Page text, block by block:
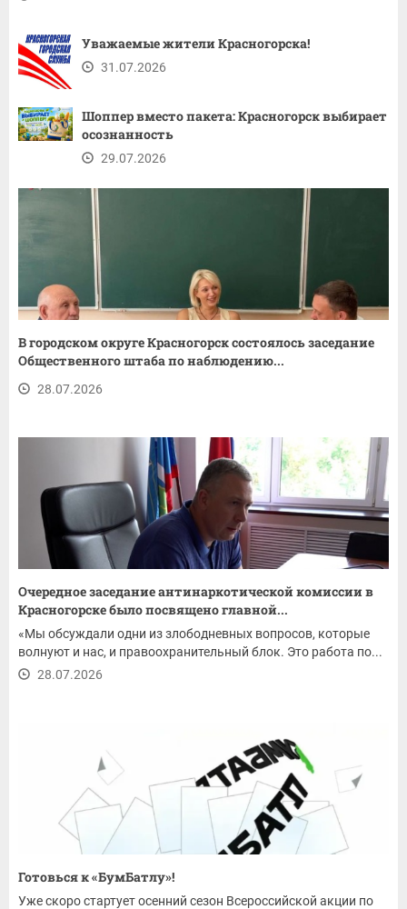
Уважаемые жители Красногорска!
31.07.2026
Шоппер вместо пакета: Красногорск выбирает
осознанность
29.07.2026
В городском округе Красногорск состоялось заседание
Общественного штаба по наблюдению...
28.07.2026
Очередное заседание антинаркотической комиссии в
Красногорске было посвящено главной...
«Мы обсуждали одни из злободневных вопросов, которые
волнуют и нас, и правоохранительный блок. Это работа по...
28.07.2026
Готовься к «БумБатлу»!
Уже скоро стартует осенний сезон Всероссийской акции по